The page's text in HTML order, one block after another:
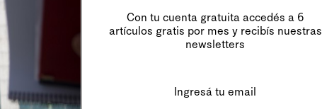
Con tu cuenta gratuita accedés a 6
artículos gratis por mes y recibís nuestras
newsletters
Ingresá tu email